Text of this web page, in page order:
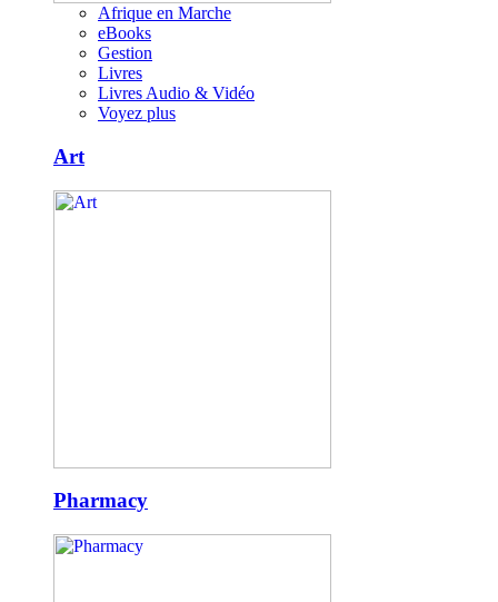
Afrique en Marche
eBooks
Gestion
Livres
Livres Audio & Vidéo
Voyez plus
Art
Pharmacy